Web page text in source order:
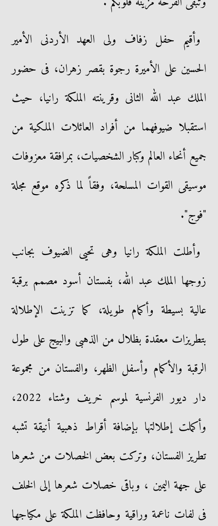
وأقيم حفل زفاف ولى العهد الأردنى الأمير
الحسين على الأميرة رجوة بقصر زهران، فى حضور
الملك عبد الله الثانى وقرينته الملكة رانيا، حيث
استقبلا ضيوفهما من أفراد العائلات الملكية من
جميع أنحاء العالم وكبار الشخصيات، بمرافقة معزوفات
موسيقى القوات المسلحة، وفقاً لما ذكره موقع مجلة
"فوج".
وأطلت الملكة رانيا وهى تحيى الضيوف بجانب
زوجها الملك عبد الله، بفستان أسود مصمم برقبة
عالية بسيطة وأكمام طويلة، كما تزينت الإطلالة
بتطريزات معقدة بظلال من الذهبى والبيج على طول
الرقبة والأكمام وأسفل الظهر، والفستان من مجموعة
دار ديور الفرنسية لموسم خريف وشتاء 2022،
وأكملت إطلالتها بإضافة أقراط ذهبية أنيقة تشبه
تطريز الفستان، وتركت بعض الخصلات من شعرها
على جهة اليمين ، وباقى خصلات شعرها إلى الخلف
فى لفات ناعمة وراقية وحافظت الملكة على مكياجها